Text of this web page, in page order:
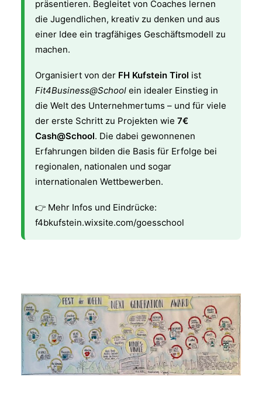
präsentieren. Begleitet von Coaches lernen
die Jugendlichen, kreativ zu denken und aus
einer Idee ein tragfähiges Geschäftsmodell zu
machen.
Organisiert von der FH Kufstein Tirol ist
Fit4Business@School ein idealer Einstieg in
die Welt des Unternehmertums – und für viele
der erste Schritt zu Projekten wie 7€
Cash@School. Die dabei gewonnenen
Erfahrungen bilden die Basis für Erfolge bei
regionalen, nationalen und sogar
internationalen Wettbewerben.
👉 Mehr Infos und Eindrücke:
f4bkufstein.wixsite.com/goesschool